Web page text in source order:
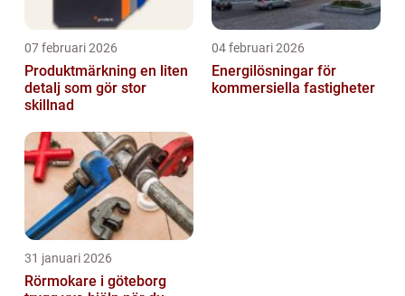
07 februari 2026
Produktmärkning en liten
detalj som gör stor
skillnad
04 februari 2026
Energilösningar för
kommersiella fastigheter
31 januari 2026
Rörmokare i göteborg